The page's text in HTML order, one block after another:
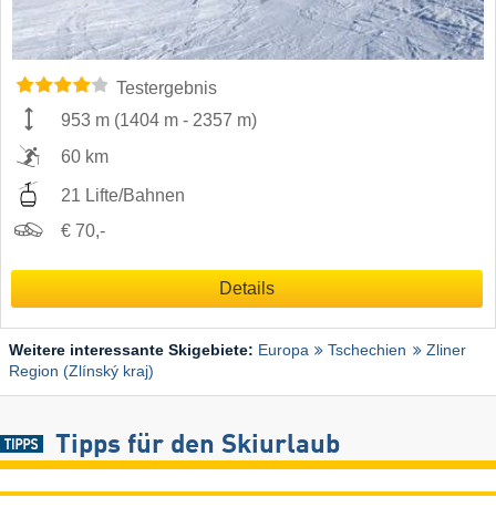
Testergebnis
953 m (1404 m - 2357 m)
60 km
21 Lifte/Bahnen
€ 70,-
Details
Weitere interessante Skigebiete: Europa Tschechien
Zliner
Region (Zlínský kraj)
Tipps für den Skiurlaub